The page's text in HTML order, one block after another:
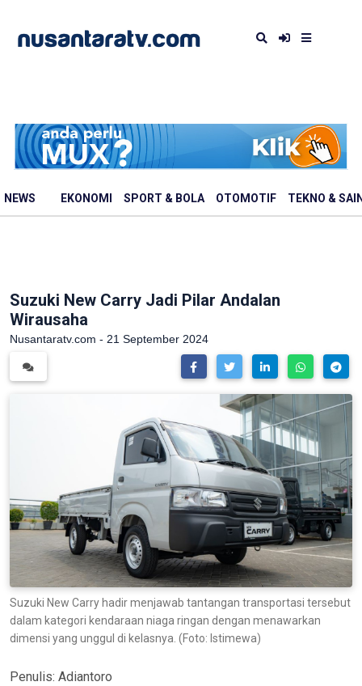
NEWS EKONOMI SPORT & BOLA OTOMOTIF TEKNO &
Suzuki New Carry Jadi Pilar Andalan
Wirausaha
Nusantaratv.com - 21 September 2024
Suzuki New Carry hadir menjawab tantangan transportasi tersebut
dalam kategori kendaraan niaga ringan dengan menawarkan
dimensi yang unggul di kelasnya. (Foto: Istimewa)
Penulis: Adiantoro